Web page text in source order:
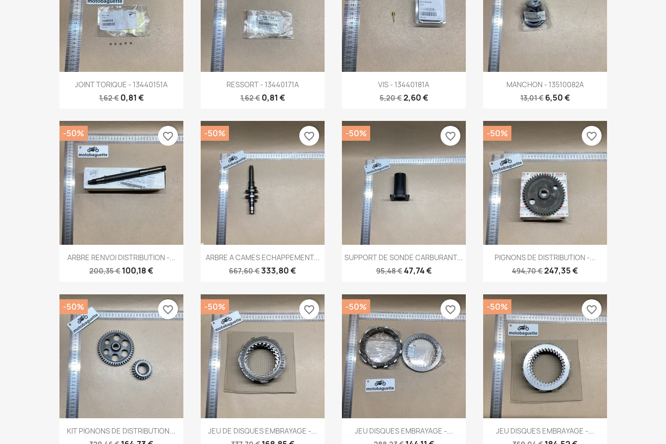
Aperçu rapide
JOINT TORIQUE - 13440151A
1,62 € 0,81 €
Aperçu rapide
RESSORT - 13440171A
1,62 € 0,81 €
Aperçu rapide
VIS - 13440181A
5,20 €2,60 €
Aperçu rapide
MANCHON - 13510082A
13,01 € 6,50 €
Aperçu rapide
ARBRE RENVOI DISTRIBUTION -...
200,35 € 100,18 €
-50% favorite_border
Aperçu rapide
ARBRE A CAMES ECHAPPEMENT...
667,60 €333,80 €
-50% favorite_border
Aperçu rapide
SUPPORT DE SONDE CARBURANT...
95,48 €47,74 €
-50% favorite_border
Aperçu rapide
PIGNONS DE DISTRIBUTION -...
494,70 €247,35 €
-50% favorite_border
Aperçu rapide
KIT PIGNONS DE DISTRIBUTION...
-50% favorite_border
Aperçu rapide
JEU DE DISQUES EMBRAYAGE -...
-50% favorite_border
Aperçu rapide
JEU DISQUES EMBRAYAGE -...
-50% favorite_border
Aperçu rapide
JEU DISQUES EMBRAYAGE -...
-50% favorite_border